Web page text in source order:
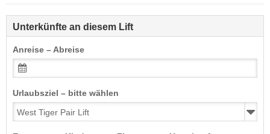
Unterkünfte an diesem Lift
Anreise – Abreise
Urlaubsziel – bitte wählen